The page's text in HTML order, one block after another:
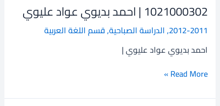
1021000302 | احمد بديوي عواد عليوي
2012-2011
, الدراسة الصباحية,قسم اللغة العربية
احمد بديوي عواد عليوي |
1021000302
احمد
بديوي
عواد
عليوي
Read More »